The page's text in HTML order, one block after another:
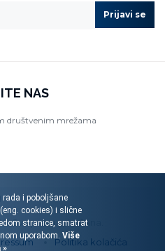
Prijavi se
NAS
društvenim mrežama
Sva prava pridržana.
Politika kolačića
rada i poboljšane
cookies) i slične
stranice, smatrat
uporabom. Više
»